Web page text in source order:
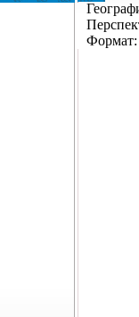
Формат: